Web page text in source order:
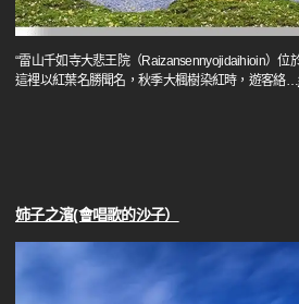
“雷山千如寺大悲王院（Raizansennyojidaihioin）位
這裡以紅葉名勝聞名，秋季大楓樹染紅時，遊客絡…
姉子之濱(會唱歌的沙子）